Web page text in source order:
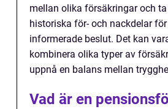
mellan olika försäkringar och ta
historiska för- och nackdelar
informerade beslut. Det kan
kombinera olika typer av
uppnå en balans mellan
Vad är en